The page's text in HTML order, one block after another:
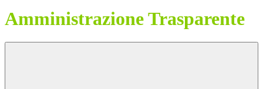
Amministrazione Trasparente